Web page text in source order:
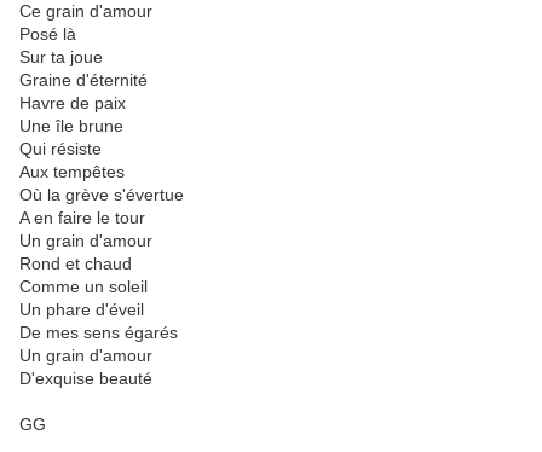
Ce grain d'amour
Posé là
Sur ta joue
Graine d'éternité
Havre de paix
Une île brune
Qui résiste
Aux tempêtes
Où la grève s'évertue
A en faire le tour
Un grain d'amour
Rond et chaud
Comme un soleil
Un phare d'éveil
De mes sens égarés
Un grain d'amour
D'exquise beauté
GG